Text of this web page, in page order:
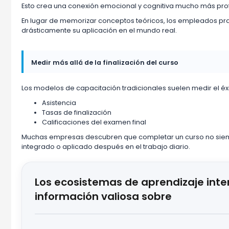
Esto crea una conexión emocional y cognitiva mucho más
En lugar de memorizar conceptos teóricos, los empleados
drásticamente su aplicación en el mundo real.
Medir más allá de la finalización del curso
Los modelos de capacitación tradicionales suelen medir el
Asistencia
Tasas de finalización
Calificaciones del examen final
Muchas empresas descubren que completar un curso no
integrado o aplicado después en el trabajo diario.
Los ecosistemas de aprendizaje
información valiosa sobre